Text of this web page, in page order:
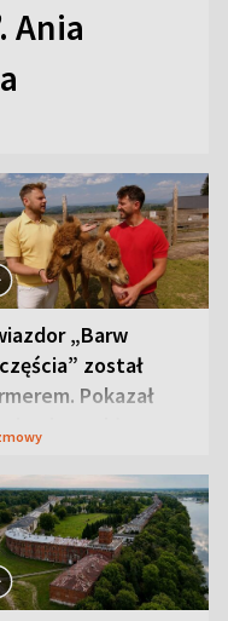
Ania
„Barw
został
Pokazał
niezwykłe